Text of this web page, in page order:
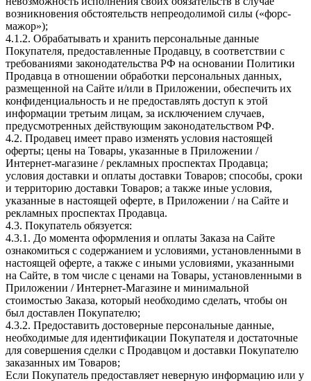
возникновения обстоятельств непреодолимой силы («форс-
мажор»);
4.1.2. Обрабатывать и хранить персональные данные
Покупателя, предоставленные Продавцу, в соответствии с
требованиями законодательства РФ на основании Политики
Продавца в отношении обработки персональных данных,
размещенной на Сайте и/или в Приложении, обеспечить их
конфиденциальность и не предоставлять доступ к этой
информации третьим лицам, за исключением случаев,
предусмотренных действующим законодательством РФ.
4.2. Продавец имеет право изменять условия настоящей
оферты; цены на Товары, указанные в Приложении /
Интернет-магазине / рекламных проспектах Продавца;
условия доставки и оплаты доставки Товаров; способы, сроки
и территорию доставки Товаров; а также иные условия,
указанные в настоящей оферте, в Приложении / на Сайте и
рекламных проспектах Продавца.
4.3. Покупатель обязуется:
4.3.1. До момента оформления и оплаты Заказа на Сайте
ознакомиться с содержанием и условиями, установленными в
настоящей оферте, а также с иными условиями, указанными
на Сайте, в том числе с ценами на Товары, установленными в
Приложении / Интернет-Магазине и минимальной
стоимостью Заказа, который необходимо сделать, чтобы он
был доставлен Покупателю;
4.3.2. Предоставить достоверные персональные данные,
необходимые для идентификации Покупателя и достаточные
для совершения сделки с Продавцом и доставки Покупателю
заказанных им Товаров;
Если Покупатель предоставляет неверную информацию или у